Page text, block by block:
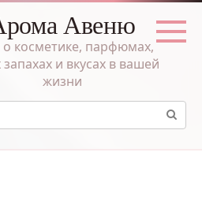
Авеню
о косметике, парфюмах,
запахах и вкусах в вашей
жизни